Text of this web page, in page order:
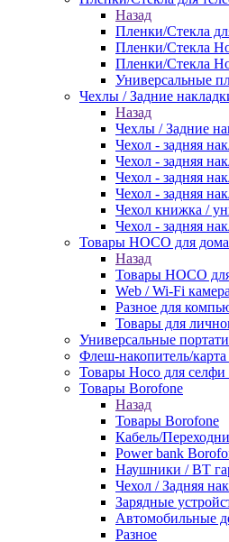
Назад
Пленки/Стекла
Пленки/Стекла
Пленки/Стекла
Универсальные
Чехлы / Задние
Назад
Чехлы / Задние
Чехол - задняя
Чехол - задняя
Чехол - задняя
Чехол - задняя
Чехол книжка /
Чехол - задняя
Товары HOCO для дома
Назад
Товары HOCO
Web / Wi-Fi
Разное для
Товары для
Универсальные
Флеш-накопитель/
Товары Hoco для селфи
Товары Borofone
Назад
Товары Borofone
Кабель/
Power bank
Наушники / BT
Чехол / Задняя
Зарядные
Автомобильные
Разное